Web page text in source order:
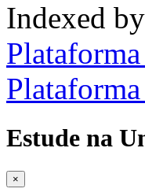
Indexed
Estude na
×